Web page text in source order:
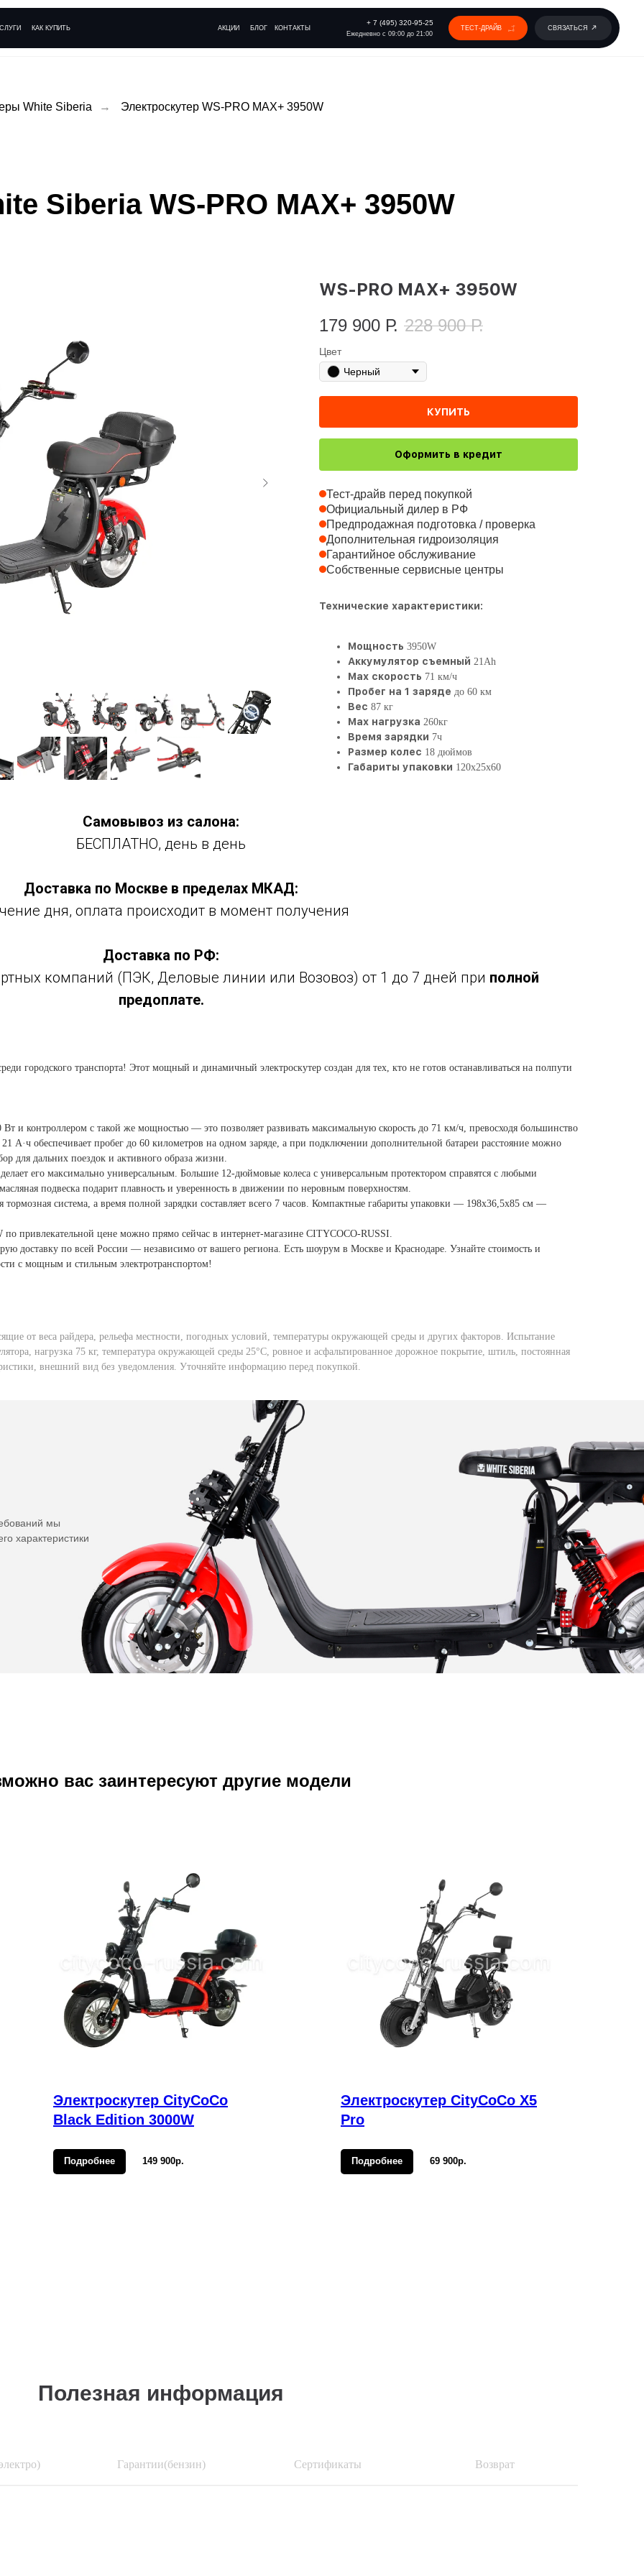
Ежедневно с 09:00 до 21:00
КУПИТЬ КОНТАКТЫ ТЕСТ-ДРАЙВ СВЯЗАТЬСЯ
White Siberia → Электроскутер WS-PRO MAX+ 3950W
Siberia WS-PRO MAX+ 3950W
WS-PRO MAX+ 3950W
179 900 Р. 228 900 Р.
Цвет
Черный
КУПИТЬ
Оформить в кредит
Тест-драйв перед покупкой
Официальный дилер в РФ
Предпродажная подготовка / проверка
Дополнительная гидроизоляция
Гарантийное обслуживание
Собственные сервисные центры
Технические характеристики:
Мощность 3950W
Аккумулятор съемный 21Ah
Max скорость 71 км/ч
Пробег на 1 заряде до 60 км
Вес 87 кг
Max нагрузка 260кг
Время зарядки 7ч
Размер колес 18 дюймов
Габариты упаковки 120х25х60
Самовывоз из салона:
БЕСПЛАТНО, день в день
Доставка по Москве в пределах МКАД:
дня, оплата происходит в момент получения
Доставка по РФ:
компаний (ПЭК, Деловые линии или Возовоз) от 1 до 7 дней при полной
предоплате.
городского транспорта! Этот мощный и динамичный электроскутер создан для тех, кто не готов останавливаться на полпути
контроллером с такой же мощностью — это позволяет развивать максимальную скорость до 71 км/ч, превосходя большинство
А·ч обеспечивает пробег до 60 километров на одном заряде, а при подключении дополнительной батареи расстояние можно
для дальних поездок и активного образа жизни.
его максимально универсальным. Большие 12-дюймовые колеса с универсальным протектором справятся с любыми
подвеска подарит плавность и уверенность в движении по неровным поверхностям.
тормозная система, а время полной зарядки составляет всего 7 часов. Компактные габариты упаковки — 198x36,5x85 см —
привлекательной цене можно прямо сейчас в интернет-магазине CITYCOCO-RUSSI.
доставку по всей России — независимо от вашего региона. Есть шоурум в Москве и Краснодаре. Узнайте стоимость и
с мощным и стильным электротранспортом!
от веса райдера, рельефа местности, погодных условий, температуры окружающей среды и других факторов. Испытание
нагрузка 75 кг, температура окружающей среды 25°C, ровное и асфальтированное дорожное покрытие, штиль, постоянная
внешний вид без уведомления. Уточняйте информацию перед покупкой.
мы
характеристики
вас заинтересуют другие модели
Электроскутер CityCoCo
Black Edition 3000W
Подробнее 149 900р.
Электроскутер CityCoCo X5
Pro
Подробнее 69 900р.
Полезная информация
Гарантии(бензин) Сертификаты Возврат